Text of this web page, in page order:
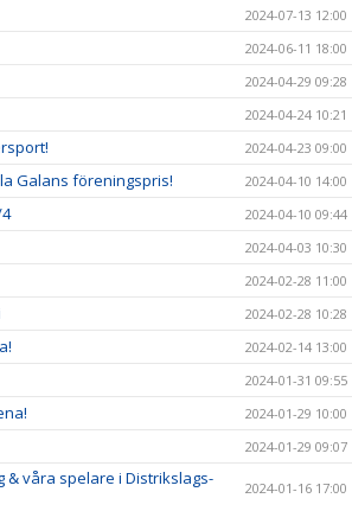
2024-07-13 12:00
2024-06-11 18:00
2024-04-29 09:28
2024-04-24 10:21
2024-04-23 09:00
Galans föreningspris! 2024-04-10 14:00
2024-04-10 09:44
2024-04-03 10:30
2024-02-28 11:00
2024-02-28 10:28
2024-02-14 13:00
2024-01-31 09:55
2024-01-29 10:00
2024-01-29 09:07
& våra spelare i Distrikslags-
2024-01-16 17:00